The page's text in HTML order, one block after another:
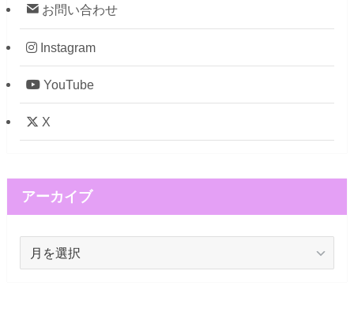
お問い合わせ
Instagram
YouTube
X
アーカイブ